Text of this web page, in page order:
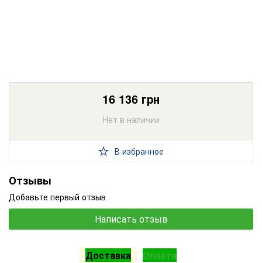
16 136 грн
Нет в наличии
В избранное
Отзывы
Добавьте первый отзыв
Написать отзыв
Доставка Оплата